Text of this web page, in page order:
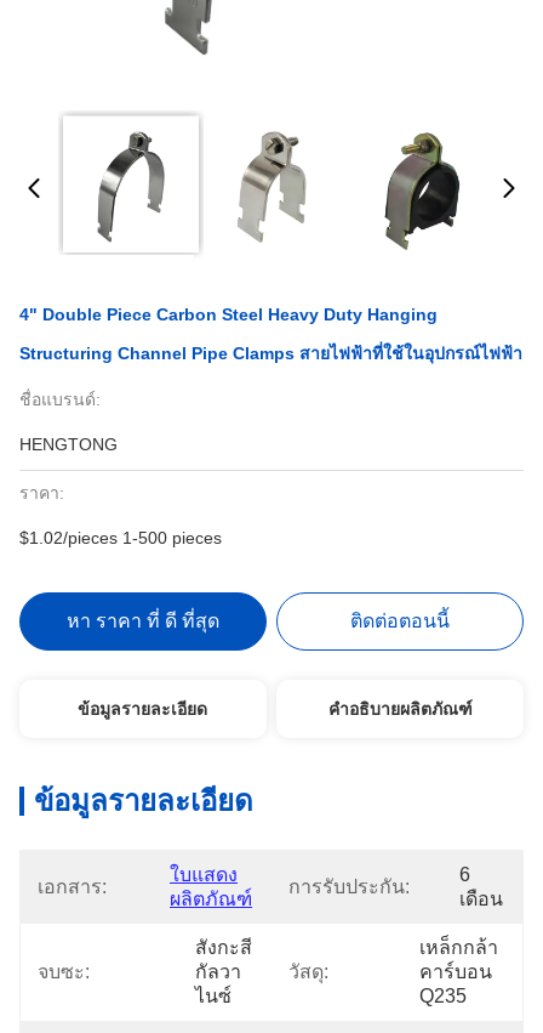
4" Double Piece Carbon Steel Heavy Duty Hanging
Structuring Channel Pipe Clamps สายไฟฟ้าที่ใช้ในอุปกรณ์ไฟฟ้า
ชื่อแบรนด์:
HENGTONG
ราคา:
$1.02/pieces 1-500 pieces
หา ราคา ที่ ดี ที่สุด ติดต่อตอนนี้
ข้อมูลรายละเอียด คำอธิบายผลิตภัณฑ์
ข้อมูลรายละเอียด
เอกสาร:
ใบแสดง
ผลิตภัณฑ์
การรับประกัน:
6
เดือน
จบซะ:
สังกะสี
กัลวา
ไนซ์
วัสดุ:
เหล็กกล้า
คาร์บอน
Q235